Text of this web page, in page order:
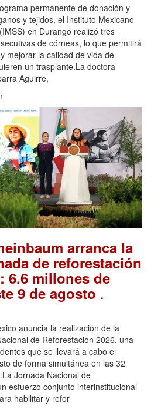
permanente de donación y
y tejidos, el Instituto Mexicano
en Durango realizó tres
de córneas, lo que permitirá
mejorar la calidad de vida de
un trasplante.La doctora
Aguirre,
arranca la
de reforestación
6.6 millones de
9 de agosto .
anuncia la realización de la
de Reforestación 2026, una
que se llevará a cabo el
de forma simultánea en las 32
Jornada Nacional de
esfuerzo conjunto interinstitucional
habilitar y refor